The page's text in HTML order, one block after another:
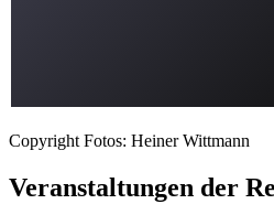
Copyright Fotos: Heiner Wittmann
Veranstaltungen der